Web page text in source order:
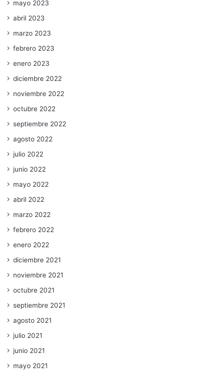
mayo 2023
abril 2023
marzo 2023
febrero 2023
enero 2023
diciembre 2022
noviembre 2022
octubre 2022
septiembre 2022
agosto 2022
julio 2022
junio 2022
mayo 2022
abril 2022
marzo 2022
febrero 2022
enero 2022
diciembre 2021
noviembre 2021
octubre 2021
septiembre 2021
agosto 2021
julio 2021
junio 2021
mayo 2021